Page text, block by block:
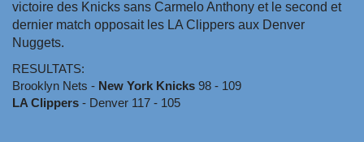
victoire des Knicks sans Carmelo Anthony et le second et
dernier match opposait les LA Clippers aux Denver
Nuggets.
RESULTATS:
Brooklyn Nets - New York Knicks 98 - 109
LA Clippers - Denver 117 - 105